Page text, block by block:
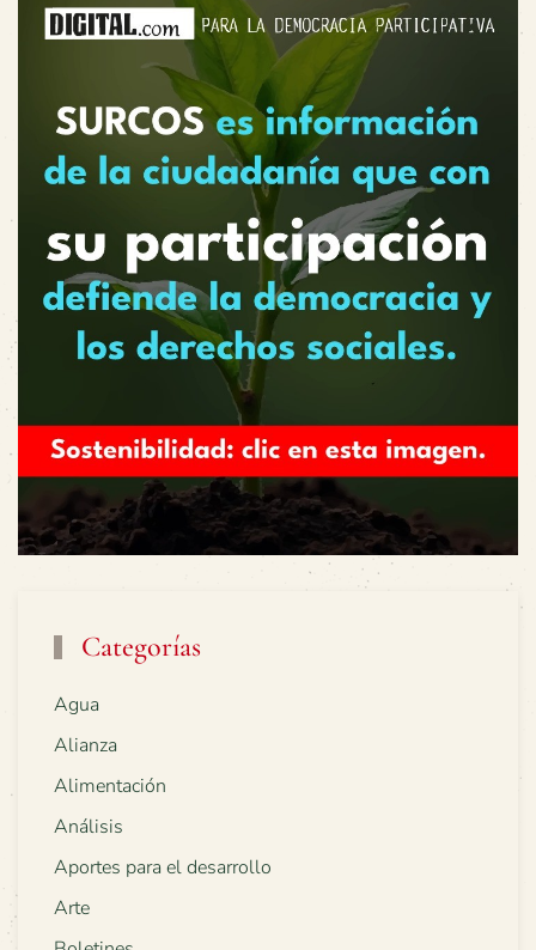
Categorías
Agua
Alianza
Alimentación
Análisis
Aportes para el desarrollo
Arte